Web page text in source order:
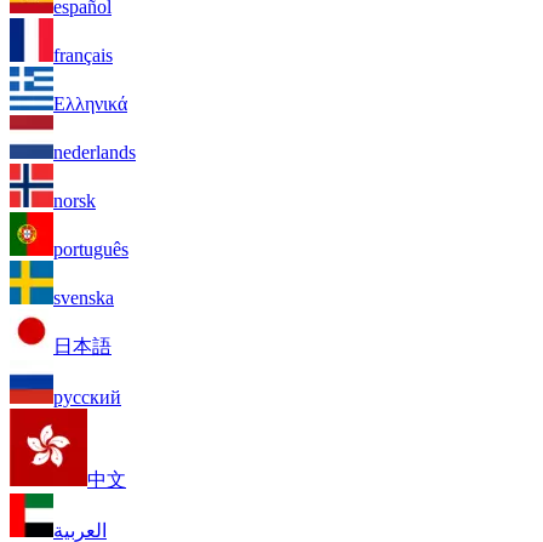
español
français
Ελληνικά
nederlands
norsk
português
svenska
日本語
русский
中文
العربية